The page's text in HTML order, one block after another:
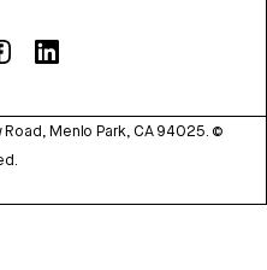
Menlo Park, CA 94025. ©